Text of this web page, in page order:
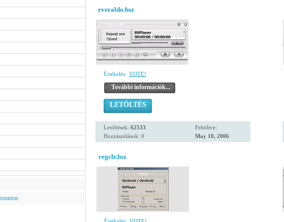
everaldo.bsz
Értékelés: VOTE!
További információk...
LETÖLTÉS
Letöltések: 62533
Hozzászólások: 0
Feltöltve:
May 10, 2006
regclr.bsz